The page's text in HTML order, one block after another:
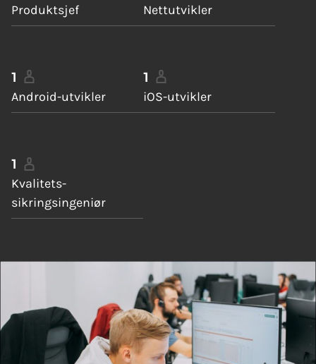
Produktsjef
Nettutvikler
1
Android-utvikler
1
iOS-utvikler
1
Kvalitets-
sikringsingeniør